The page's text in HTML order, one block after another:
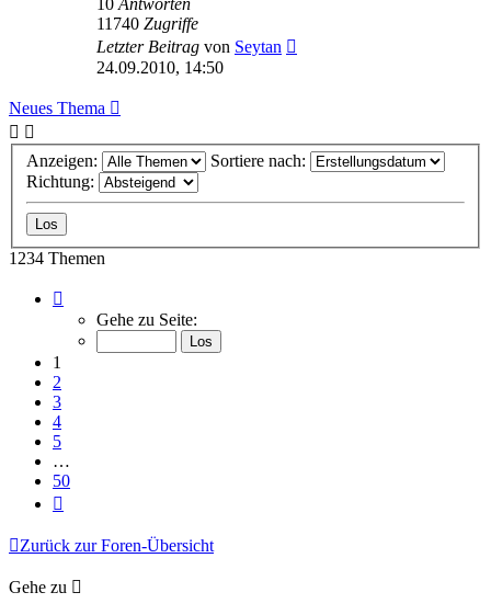
11740 Zugriffe
Letzter Beitrag von Seytan
24.09.2010, 14:50
Neues Thema
Anzeigen:
Sortiere nach:
Richtung:
1234 Themen
von
Gehe zu Seite:
1
2
3
4
5
…
50
Zurück zur Foren-Übersicht
Gehe zu